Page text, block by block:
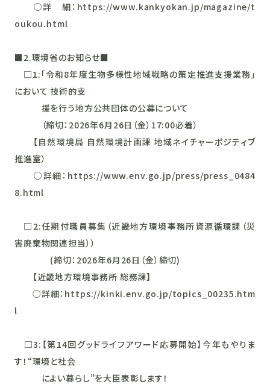
○詳 細：https://www.kankyokan.jp/magazine/t
oukou.html
■2.環境省のお知らせ■
□1:「令和8年度生物多様性地域戦略の策定推進支援業務」
において 技術的支
援を行う地方公共団体の公募について
（締切：2026年6月26日（金）17:00必着）
【自然環境局 自然環境計画課 地域ネイチャーポジティブ
推進室）
○詳細：https://www.env.go.jp/press/press_0484
8.html
□2:任期付職員募集（近畿地方環境事務所資源循環課（災
害廃棄物関連担当））
(締切：2026年6月26日（金）締切)
【近畿地方環境事務所 総務課】
○詳細：https://kinki.env.go.jp/topics_00235.htm
l
□3:【第14回グッドライフアワード応募開始】今年もやりま
す！“環境と社会
によい暮らし”を大臣表彰します！